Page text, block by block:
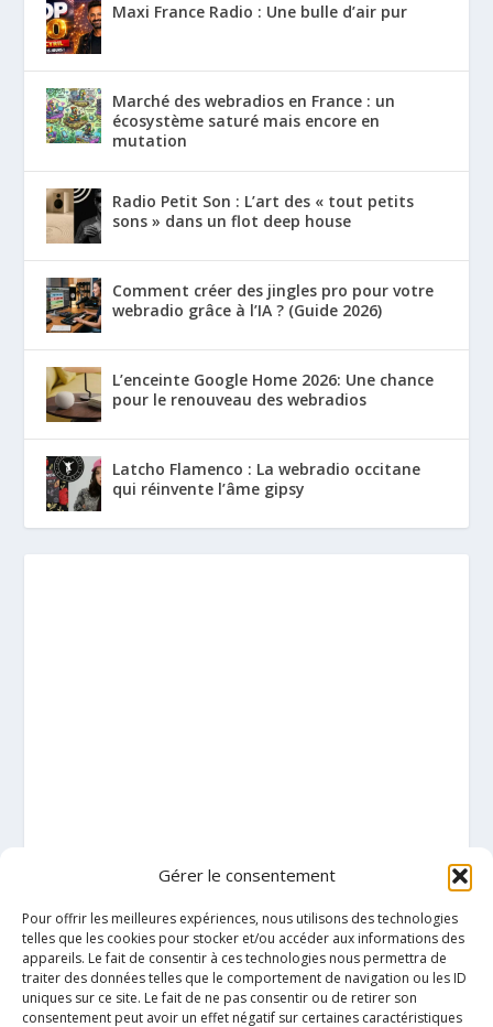
Gérer le consentement
Pour offrir les meilleures expériences, nous utilisons des technologies
telles que les cookies pour stocker et/ou accéder aux informations des
appareils. Le fait de consentir à ces technologies nous permettra de
traiter des données telles que le comportement de navigation ou les ID
uniques sur ce site. Le fait de ne pas consentir ou de retirer son
consentement peut avoir un effet négatif sur certaines caractéristiques
Maxi France Radio : Une bulle d’air pur
Marché des webradios en France : un
écosystème saturé mais encore en
mutation
Radio Petit Son : L’art des « tout petits
sons » dans un flot deep house
Comment créer des jingles pro pour votre
webradio grâce à l’IA ? (Guide 2026)
L’enceinte Google Home 2026: Une chance
pour le renouveau des webradios
Latcho Flamenco : La webradio occitane
qui réinvente l’âme gipsy